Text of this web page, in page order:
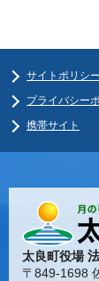
サイトポリシー
プライバシー
携帯サイト
太良町役場
〒849-1698